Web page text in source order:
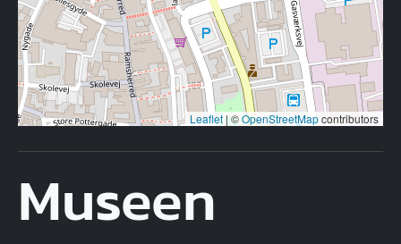
Leaflet|©OpenStreetMapcontributors
Museen